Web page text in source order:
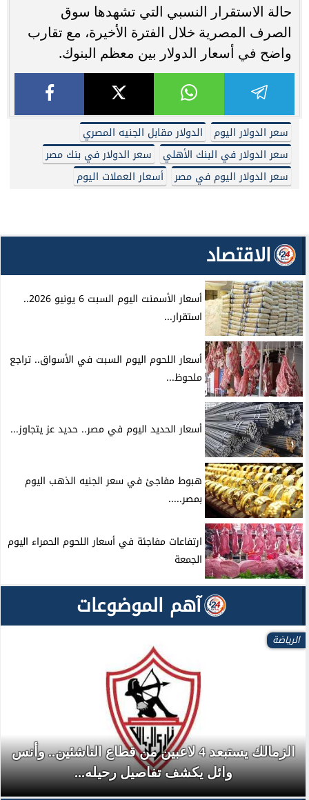
حالة الاستقرار النسبي التي تشهدها سوق
الصرف المصرية خلال الفترة الأخيرة، مع تقارب
واضح في أسعار الدولار بين معظم البنوك.
سعر الدولار اليوم
الدولار مقابل الجنيه المصري
سعر الدولار في البنك الأهلي
سعر الدولار في بنك مصر
سعر الدولار اليوم في مصر
أسعار العملات اليوم
الاقتصاد
أسعار الأسمنت اليوم السبت 6 يونيو 2026..
استقرار...
أسعار اللحوم اليوم السبت في الأسواق.. تراجع
ملحوظ...
أسعار الحديد اليوم في مصر.. حديد عز يتجاوز...
هبوط مفاجئ في سعر الجنيه الذهب اليوم
بمصر.....
ارتفاعات مفاجئة في أسعار اللحوم الحمراء اليوم
الجمعة
آهم الموضوعات
الرياضة
الزمالك يستبعد 4 لاعبين من قطاع الناشئين.. وأنس
وائل يكشف تفاصيل رحيله...